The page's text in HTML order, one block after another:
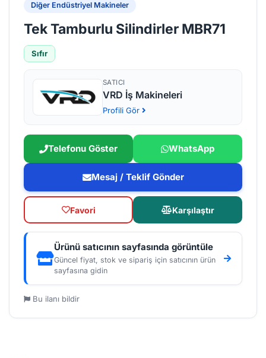
Diğer Endüstriyel Makineler
Tek Tamburlu Silindirler MBR71
Sıfır
SATICI
VRD İş Makineleri
Profili Gör
Telefonu Göster WhatsApp
Mesaj / Teklif Gönder
Favori Karşılaştır
Ürünü satıcının sayfasında görüntüle
Güncel fiyat, stok ve sipariş için satıcının ürün
sayfasına gidin
Bu ilanı bildir